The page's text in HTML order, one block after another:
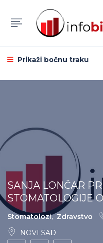
Prikaži bočnu traku
SANJA LONČAR
STOMATOLOGIJE
Stomatolozi, Zdravstvo
NOVI SAD